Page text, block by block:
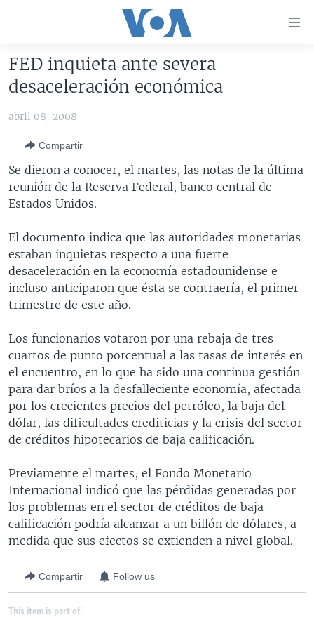
accesibilidad
Salte
contenido
principal
Salte
navegador
principal
Salte
búsqueda
AMÉRICA DEL NORTE
MÉXICO
HAITÍ
ELECCIONES EEUU
VOTO DIVIDIDO
VOA VERIFICA
VOA VERIFICA UCRANIA/RUSIA
VOA VERIFICA INMIGRACIÓN
VOA VERIFICA AMÉRICA LATINA
AMÉRICA LATINA
ARGENTINA
BOLIVIA
CHILE
PERÚ
ECUADOR
BRASIL
CHINA EN AMÉRICA LATINA
CENTROAMÉRICA
EL SALVADOR
GUATEMALA
HONDURAS
INMIGRACIÓN
LIBERTAD DE PRENSA
MUNDO
ENTRETENIMIENTO Y CULTURA
TECNOLOGÍA
DEPORTES
CIENCIA Y SALUD
ESPECIALES DE LA VOA
LIBERTAD DE PRENSA
UCRANIA
VIDEOS
FOTOGRAFÍA
AUDIOS
PROGRAMAS TV
EL MUNDO AL DÍA
FORO INTERAMERICANO
VISIÓN 360
PANORAMA
RADIO
AVANCE INFORMATIVO
AUDIONOTICIAS
ESTADOS UNIDOS AL DÍA
EL MUNDO AL DÍA [RADIO]
FORO [RADIO]
NOTA ECONÓMICA
ENTRETENIMIENTO
DIRECT
DOCUMENTALES DE LA VOA
SÍGANOS
Idiomas
FED inquieta ante severa
desaceleración económica
abril 08, 2008
Compartir
Se dieron a conocer, el martes, las notas de la última
reunión de la Reserva Federal, banco central de
Estados Unidos.
El documento indica que las autoridades monetarias
estaban inquietas respecto a una fuerte
desaceleración en la economía estadounidense e
incluso anticiparon que ésta se contraería, el primer
trimestre de este año.
Los funcionarios votaron por una rebaja de tres
cuartos de punto porcentual a las tasas de interés en
el encuentro, en lo que ha sido una continua gestión
para dar bríos a la desfalleciente economía, afectada
por los crecientes precios del petróleo, la baja del
dólar, las dificultades crediticias y la crisis del sector
de créditos hipotecarios de baja calificación.
Previamente el martes, el Fondo Monetario
Internacional indicó que las pérdidas generadas por
los problemas en el sector de créditos de baja
calificación podría alcanzar a un billón de dólares, a
medida que sus efectos se extienden a nivel global.
Compartir Follow us
This item is part of